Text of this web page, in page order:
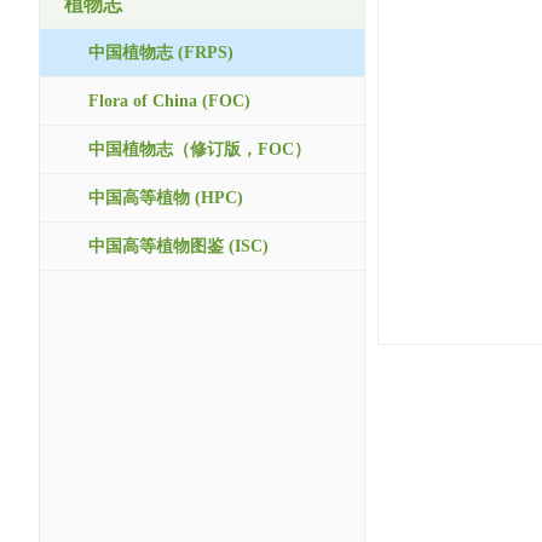
植物志
中国植物志 (FRPS)
Flora of China (FOC)
中国植物志（修订版，FOC）
中国高等植物 (HPC)
中国高等植物图鉴 (ISC)